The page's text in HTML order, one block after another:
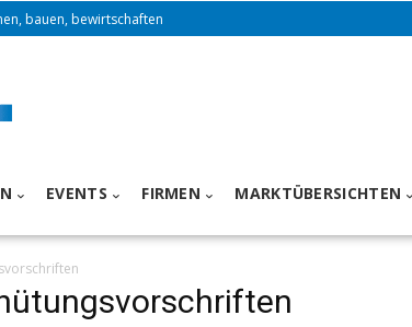
bauen, bewirtschaften
EVENTS FIRMEN MARKTÜBERSICHTEN